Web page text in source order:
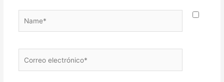
electrónico*